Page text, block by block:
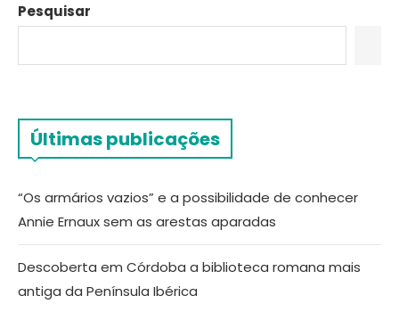
Pesquisar
Últimas publicações
“Os armários vazios” e a possibilidade de conhecer
Annie Ernaux sem as arestas aparadas
Descoberta em Córdoba a biblioteca romana mais
antiga da Península Ibérica